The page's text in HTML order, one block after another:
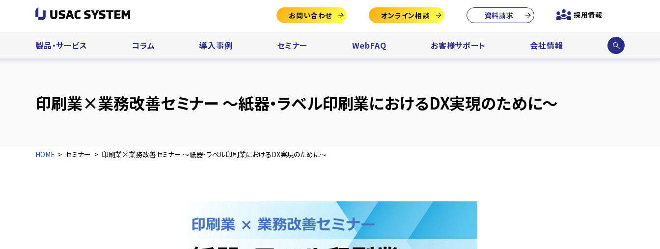
製品・サービス コラム 導入事例 セミナー WebFAQ お客様サポート 会社情報
サイ
ト内
お問い合わせ オンライン相談 資料請求 採用情報
印刷業×業務改善セミナー ～紙器・ラベル印刷業におけるDX実現のために～
HOME セミナー 印刷業×業務改善セミナー ～紙器・ラベル印刷業におけるDX実現のために～